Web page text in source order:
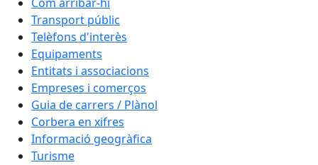
Transport públic
Telèfons d'interès
Equipaments
Entitats i associacions
Empreses i comerços
Guia de carrers / Plànol
Corbera en xifres
Informació geogràfica
Turisme